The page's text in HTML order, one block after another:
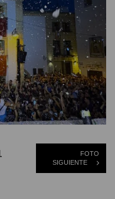
FOTO
SIGUIENTE